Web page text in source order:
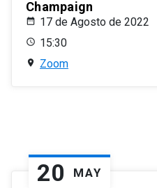
Champaign
17 de Agosto de 2022
15:30
Zoom
20 MAY